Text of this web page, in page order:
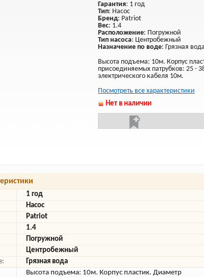
Гарантия: 1 год
Тип: Насос
Бренд: Patriot
Вес: 1.4
Расположение: Погружной
Тип насоса: Центробежный
Назначение по воде: Грязная вода
Высота подъема: 10м. Корпус
присоединяемых патрубков: 25 -
электрического кабеля 10м.
Посмотреть все характеристики
Нет в наличии
1 год
Насос
Patriot
1.4
Погружной
Центробежный
Грязная вода
Высота подъема: 10м. Корпус пластик. Диаметр